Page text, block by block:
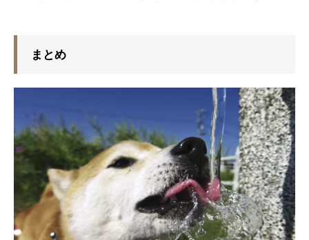
まとめ